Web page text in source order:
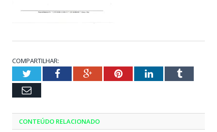
COMPARTILHAR:
TwitterFacebookGoogle+PinterestLinkedInTumblr
Email
CONTEÚDO RELACIONADO